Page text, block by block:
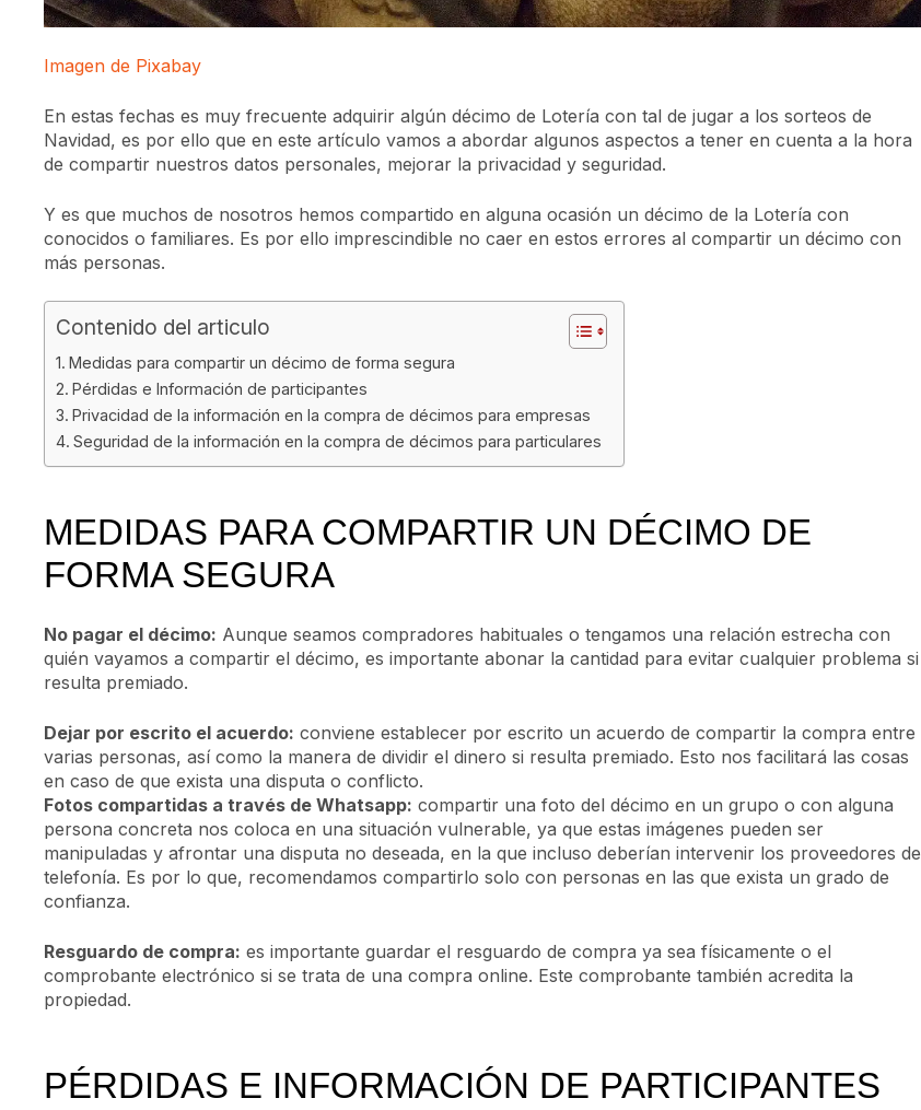
Imagen de Pixabay
En estas fechas es muy frecuente adquirir algún décimo de Lotería con tal de jugar a los sorteos de
Navidad, es por ello que en este artículo vamos a abordar algunos aspectos a tener en cuenta a la hora
de compartir nuestros datos personales, mejorar la privacidad y seguridad.
Y es que muchos de nosotros hemos compartido en alguna ocasión un décimo de la Lotería con
conocidos o familiares. Es por ello imprescindible no caer en estos errores al compartir un décimo con
más personas.
Contenido del articulo
Medidas para compartir un décimo de forma segura
Pérdidas e Información de participantes
Privacidad de la información en la compra de décimos para empresas
Seguridad de la información en la compra de décimos para particulares
MEDIDAS PARA COMPARTIR UN DÉCIMO DE
FORMA SEGURA
No pagar el décimo: Aunque seamos compradores habituales o tengamos una relación estrecha con
quién vayamos a compartir el décimo, es importante abonar la cantidad para evitar cualquier problema si
resulta premiado.
Dejar por escrito el acuerdo: conviene establecer por escrito un acuerdo de compartir la compra entre
varias personas, así como la manera de dividir el dinero si resulta premiado. Esto nos facilitará las cosas
en caso de que exista una disputa o conflicto.
Fotos compartidas a través de Whatsapp: compartir una foto del décimo en un grupo o con alguna
persona concreta nos coloca en una situación vulnerable, ya que estas imágenes pueden ser
manipuladas y afrontar una disputa no deseada, en la que incluso deberían intervenir los proveedores de
telefonía. Es por lo que, recomendamos compartirlo solo con personas en las que exista un grado de
confianza.
Resguardo de compra: es importante guardar el resguardo de compra ya sea físicamente o el
comprobante electrónico si se trata de una compra online. Este comprobante también acredita la
propiedad.
PÉRDIDAS E INFORMACIÓN DE PARTICIPANTES